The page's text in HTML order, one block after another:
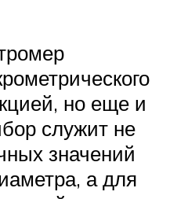
но еще и
служит не
значений
а для